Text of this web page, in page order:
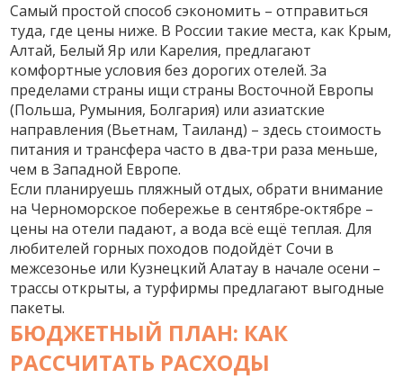
Самый простой способ сэкономить – отправиться
туда, где цены ниже. В России такие места, как Крым,
Алтай, Белый Яр или Карелия, предлагают
комфортные условия без дорогих отелей. За
пределами страны ищи страны Восточной Европы
(Польша, Румыния, Болгария) или азиатские
направления (Вьетнам, Таиланд) – здесь стоимость
питания и трансфера часто в два‑три раза меньше,
чем в Западной Европе.
Если планируешь пляжный отдых, обрати внимание
на Черноморское побережье в сентябре‑октябре –
цены на отели падают, а вода всё ещё теплая. Для
любителей горных походов подойдёт Сочи в
межсезонье или Кузнецкий Алатау в начале осени –
трассы открыты, а турфирмы предлагают выгодные
пакеты.
БЮДЖЕТНЫЙ ПЛАН: КАК
РАССЧИТАТЬ РАСХОДЫ